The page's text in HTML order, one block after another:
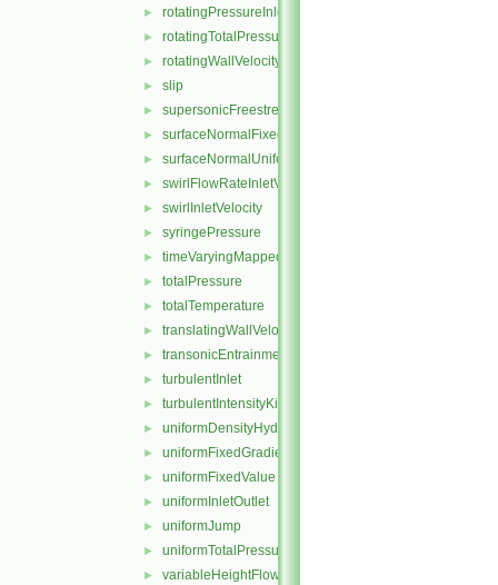
► rotatingPressureInletOutletVelocity
► rotatingTotalPressure
► rotatingWallVelocity
► slip
► supersonicFreestream
► surfaceNormalFixedValue
► surfaceNormalUniformFixedValue
► swirlFlowRateInletVelocity
► swirlInletVelocity
► syringePressure
► timeVaryingMappedFixedValue
► totalPressure
► totalTemperature
► translatingWallVelocity
► transonicEntrainmentPressure
► turbulentInlet
► turbulentIntensityKineticEnergyInlet
► uniformDensityHydrostaticPressure
► uniformFixedGradient
► uniformFixedValue
► uniformInletOutlet
► uniformJump
► uniformTotalPressure
► variableHeightFlowRate